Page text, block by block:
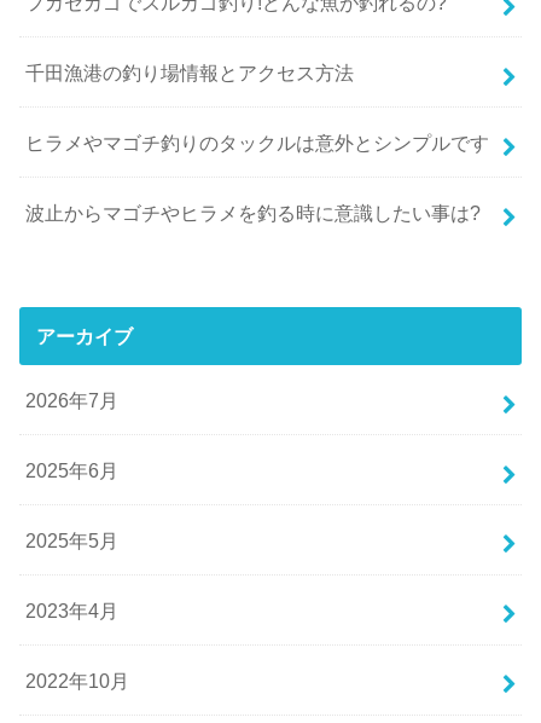
千田漁港の釣り場情報とアクセス方法
ヒラメやマゴチ釣りのタックルは意外とシンプルです
波止からマゴチやヒラメを釣る時に意識したい事は?
アーカイブ
2026年7月
2025年6月
2025年5月
2023年4月
2022年10月